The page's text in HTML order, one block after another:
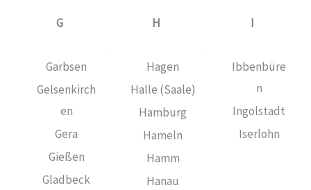
G H I
Garbsen
Gelsenkirch
en
Gera
Gießen
Gladbeck
Hagen
Halle (Saale)
Hamburg
Hameln
Hamm
Hanau
Ibbenbüre
n
Ingolstadt
Iserlohn